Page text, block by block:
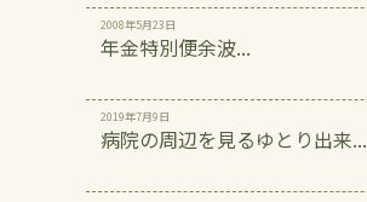
2008年5月23日
年金特別便余波...
2019年7月9日
病院の周辺を見るゆとり出来...